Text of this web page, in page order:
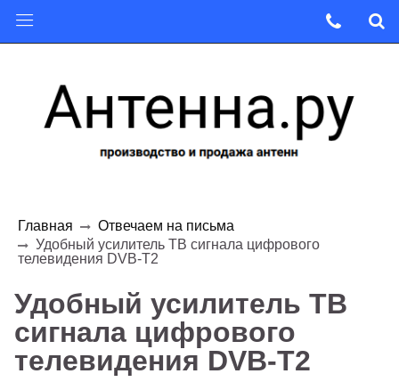
Главная
Отвечаем на письма
Удобный усилитель ТВ сигнала цифрового
телевидения DVB-T2
Удобный усилитель ТВ
сигнала цифрового
телевидения DVB-T2